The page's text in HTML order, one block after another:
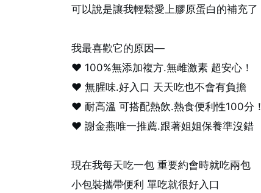
可以說是讓我輕鬆愛上膠原蛋白的補充了
我最喜歡它的原因—
♥ 100%無添加複方.無雌激素 超安心！
♥ 無腥味.好入口 天天吃也不會有負擔
♥ 耐高溫 可搭配熱飲.熱食便利性100分！
♥ 謝金燕唯一推薦.跟著姐姐保養準沒錯
現在我每天吃一包 重要約會時就吃兩包
小包裝攜帶便利 單吃就很好入口